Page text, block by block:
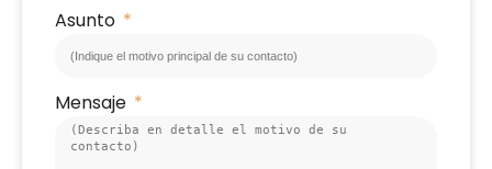
Asunto
Mensaje